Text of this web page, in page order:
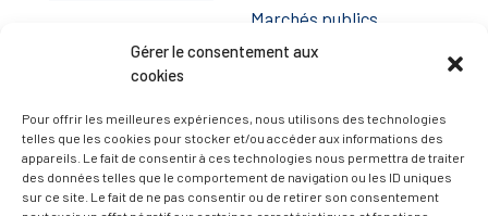
Gérer le consentement aux
cookies
Pour offrir les meilleures expériences, nous utilisons des technologies
telles que les cookies pour stocker et/ou accéder aux informations des
appareils. Le fait de consentir à ces technologies nous permettra de traiter
des données telles que le comportement de navigation ou les ID uniques
sur ce site. Le fait de ne pas consentir ou de retirer son consentement
Marchés publics
Annuaire des associations
Espace agent
— Faire une recherche